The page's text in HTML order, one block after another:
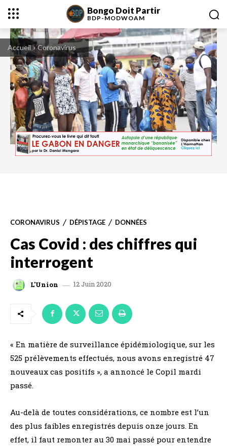
Bongo Doit Partir
BDP-MODWOAM
Accueil Coronavirus
CORONAVIRUS DÉPISTAGE DONNÉES
Cas Covid : des chiffres qui
interrogent
L'Union 12 Juin 2020
« En matière de surveillance épidémiologique, sur les
525 prélèvements effectués, nous avons enregistré 47
nouveaux cas positifs », a annoncé le Copil mardi
passé.
Au-delà de toutes considérations, ce nombre est l’un
des plus faibles enregistrés depuis onze jours. En
effet, il faut remonter au 30 mai passé pour entendre